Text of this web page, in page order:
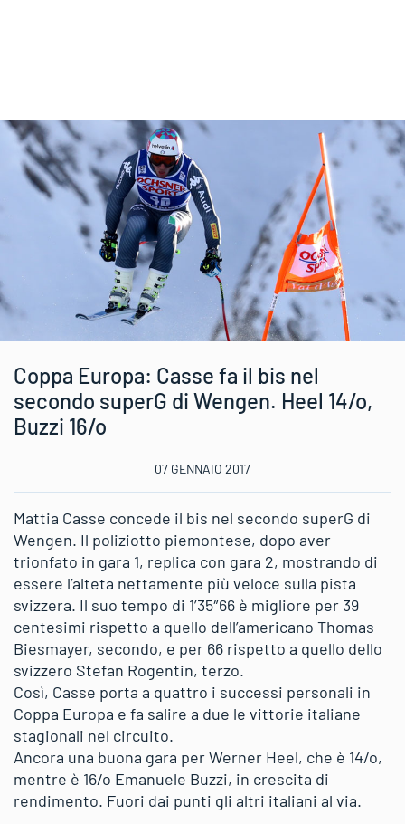
Coppa Europa: Casse fa il bis nel
secondo superG di Wengen. Heel 14/o,
Buzzi 16/o
07 GENNAIO 2017
Mattia Casse concede il bis nel secondo superG di
Wengen. Il poliziotto piemontese, dopo aver
trionfato in gara 1, replica con gara 2, mostrando di
essere l’alteta nettamente più veloce sulla pista
svizzera. Il suo tempo di 1’35″66 è migliore per 39
centesimi rispetto a quello dell’americano Thomas
Biesmayer, secondo, e per 66 rispetto a quello dello
svizzero Stefan Rogentin, terzo.
Così, Casse porta a quattro i successi personali in
Coppa Europa e fa salire a due le vittorie italiane
stagionali nel circuito.
Ancora una buona gara per Werner Heel, che è 14/o,
mentre è 16/o Emanuele Buzzi, in crescita di
rendimento. Fuori dai punti gli altri italiani al via.